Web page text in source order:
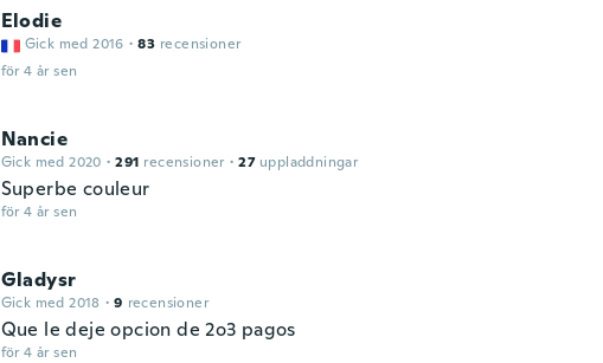
Elodie
Gick med 2016 · 83 recensioner
för 4 år sen
Nancie
Gick med 2020 · 291 recensioner · 27 uppladdningar
Superbe couleur
för 4 år sen
Gladysr
Gick med 2018 · 9 recensioner
Que le deje opcion de 2o3 pagos
för 4 år sen